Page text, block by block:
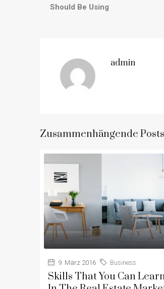
Should Be Using
admin
Zusammenhängende Posts
9. März 2016 Business
Skills That You Can